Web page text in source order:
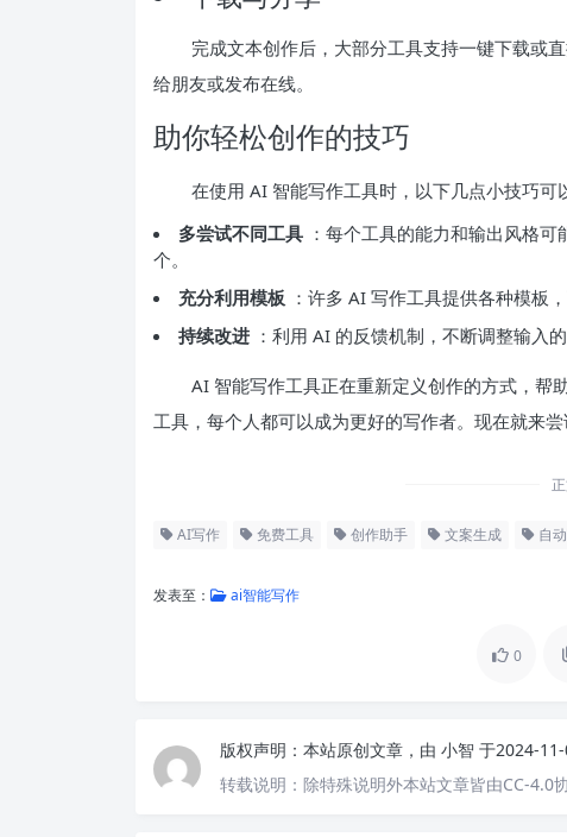
完成文本创作后，大部分工具支持一键下载或
给朋友或发布在线。
助你轻松创作的技巧
在使用 AI 智能写作工具时，以下几点小技巧可
多尝试不同工具 ：每个工具的能力和输出风格
个。
充分利用模板 ：许多 AI 写作工具提供各种模板
持续改进 ：利用 AI 的反馈机制，不断调整输入
AI 智能写作工具正在重新定义创作的方式，帮
工具，每个人都可以成为更好的写作者。现在就来
AI写作 免费工具 创作助手 文案生成 自
发表至： ai智能写作
0
版权声明： 本站原创文章，由 小智 于2024-11-
转载说明： 除特殊说明外本站文章皆由CC-4.0